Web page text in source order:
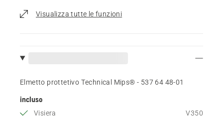
Visualizza tutte le funzioni
Elmetto prottetivo Technical Mips® - 537 64 48‑01
incluso
Visiera
V350